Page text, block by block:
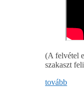
(A felvétel
szakaszt
tovább